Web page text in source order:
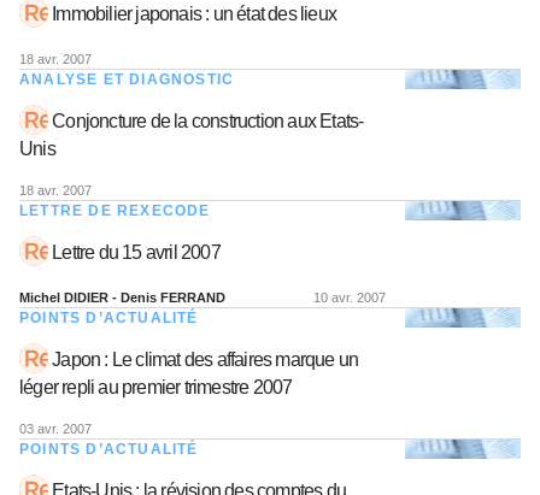
Immobilier japonais : un état des lieux
18 avr. 2007
ANALYSE ET DIAGNOSTIC
Conjoncture de la construction aux Etats-
Unis
18 avr. 2007
LETTRE DE REXECODE
Lettre du 15 avril 2007
Michel DIDIER - Denis FERRAND 10 avr. 2007
POINTS D’ACTUALITÉ
Japon : Le climat des affaires marque un
léger repli au premier trimestre 2007
03 avr. 2007
POINTS D’ACTUALITÉ